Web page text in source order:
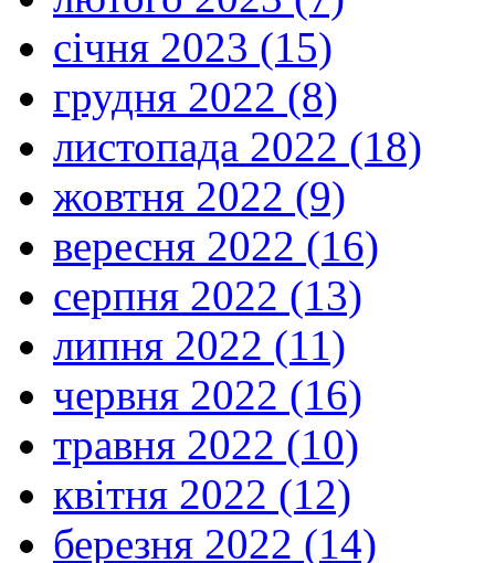
січня 2023 (15)
грудня 2022 (8)
листопада 2022 (18)
жовтня 2022 (9)
вересня 2022 (16)
серпня 2022 (13)
липня 2022 (11)
червня 2022 (16)
травня 2022 (10)
квітня 2022 (12)
березня 2022 (14)